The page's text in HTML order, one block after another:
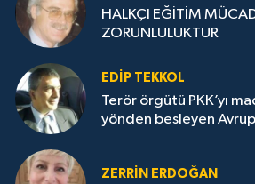
HALKÇI EĞİTİM
ZORUNLULUKTUR
EDIP TEKKOL
Terör örgütü PKK’yı
yönden besleyen
ZERRIN ERDOĞAN